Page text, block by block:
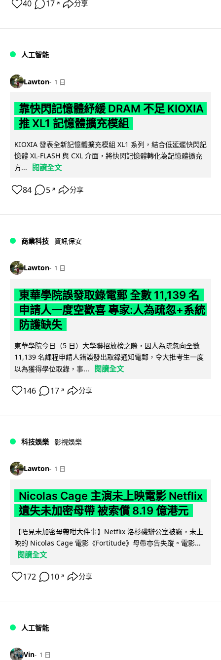
40 17 ↗ 分享
人工智能
Lawton 1 日
靠快閃記憶體紓緩 DRAM 不足 KIOXIA
推 XL1 記憶體擴充模組
KIOXIA 發表全新記憶體擴充模組 XL1 系列，結合低延遲快閃記
憶體 XL-FLASH 與 CXL 介面，將快閃記憶體轉化為記憶體擴充
方...
閱讀全文
84 5 ↗ 分享
商業科技 資訊保安
Lawton 1 日
東華學院誤發取錄電郵 全數 11,139 名
申請人一度空歡喜 專家:人為疏忽+系統
防護缺失
東華學院今日（5 日）大學聯招放榜之際，因人為疏忽向全數
11,139 名課程申請人錯誤發出取錄通知電郵，令大批考生一度
以為獲得學位取錄，事...
閱讀全文
146 17 ↗ 分享
科技娛樂 影視娛樂
Lawton 1 日
Nicolas Cage 主演未上映電影 Netflix
遺失未加密母帶 被索償 8.19 億港元
【唔見未加密母帶咁大件事】Netflix 洛杉磯辦公室被竊，未上
映的 Nicolas Cage 電影《Fortitude》母帶亦告失蹤。電影...
閱讀全文
172 10 ↗ 分享
人工智能
Vin 1 日